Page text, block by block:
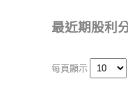
最近期股利
每頁顯示